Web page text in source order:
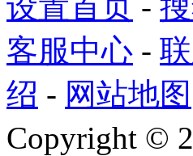
客服中心 -
绍 - 网站地图
Copyright ©